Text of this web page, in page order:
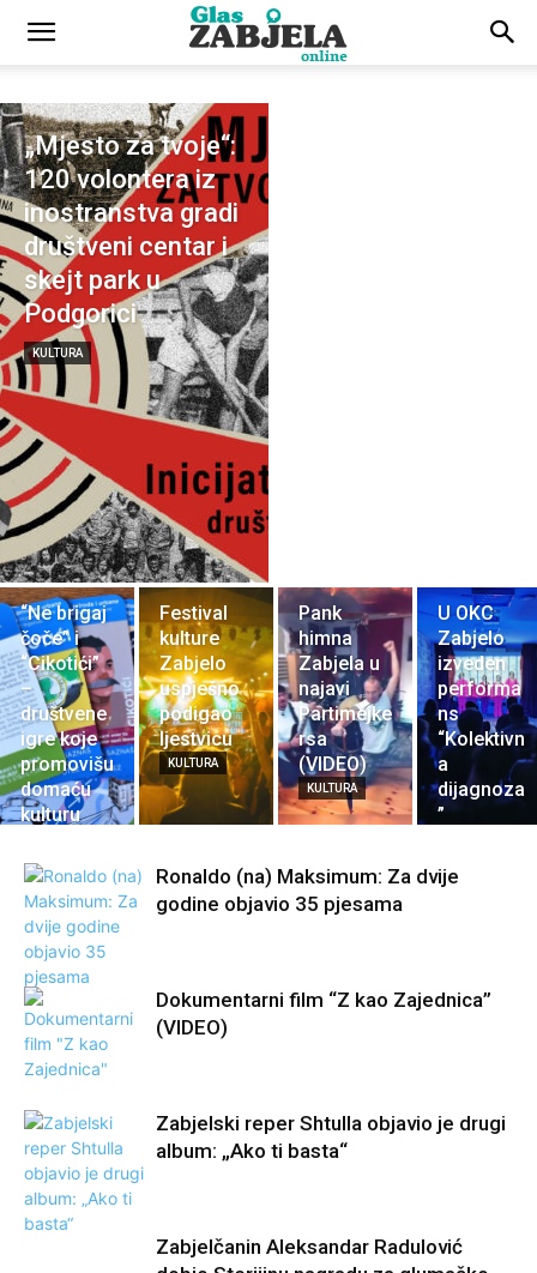
„Mjesto za tvoje“:
120 volontera iz
inostranstva gradi
društveni centar i
skejt park u
Podgorici
KULTURA
“Ne brigaj
čoče” i
“Cikotići”
–
društvene
igre koje
promovišu
domaću
kulturu
Festival
kulture
Zabjelo
uspješno
podigao
ljestvicu
KULTURA
Pank
himna
Zabjela u
najavi
Partimejke
rsa
(VIDEO)
KULTURA
U OKC
Zabjelo
izveden
performa
ns
“Kolektivn
a
dijagnoza
”
Ronaldo (na) Maksimum: Za dvije
godine objavio 35 pjesama
Dokumentarni film “Z kao Zajednica”
(VIDEO)
Zabjelski reper Shtulla objavio je drugi
album: „Ako ti basta“
Zabjelčanin Aleksandar Radulović